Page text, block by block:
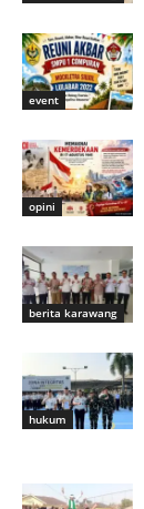
event
opini
berita karawang
hukum